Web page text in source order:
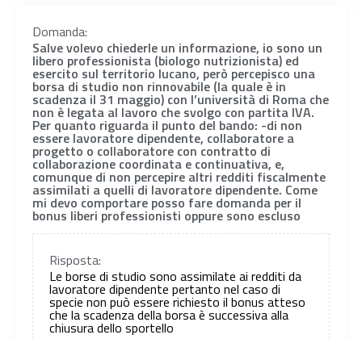
Domanda:
Salve volevo chiederle un informazione, io sono un
libero professionista (biologo nutrizionista) ed
esercito sul territorio lucano, però percepisco una
borsa di studio non rinnovabile (la quale è in
scadenza il 31 maggio) con l’università di Roma che
non è legata al lavoro che svolgo con partita IVA.
Per quanto riguarda il punto del bando: -di non
essere lavoratore dipendente, collaboratore a
progetto o collaboratore con contratto di
collaborazione coordinata e continuativa, e,
comunque di non percepire altri redditi fiscalmente
assimilati a quelli di lavoratore dipendente. Come
mi devo comportare posso fare domanda per il
bonus liberi professionisti oppure sono escluso
Risposta:
Le borse di studio sono assimilate ai redditi da
lavoratore dipendente pertanto nel caso di
specie non può essere richiesto il bonus atteso
che la scadenza della borsa è successiva alla
chiusura dello sportello